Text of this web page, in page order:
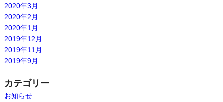
2020年3月
2020年2月
2020年1月
2019年12月
2019年11月
2019年9月
カテゴリー
お知らせ